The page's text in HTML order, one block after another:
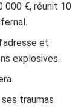
000 €, réunit 10
et
explosives.
traumas